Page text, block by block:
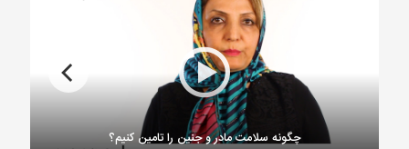
چگونه سلامت مادر و جنین را تامین کنیم؟